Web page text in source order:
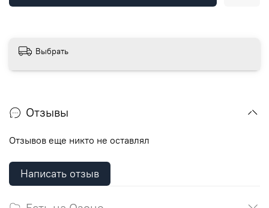
Выбрать
Отзывы
Отзывов еще никто не оставлял
Написать отзыв